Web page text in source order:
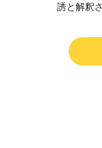
誘と解釈